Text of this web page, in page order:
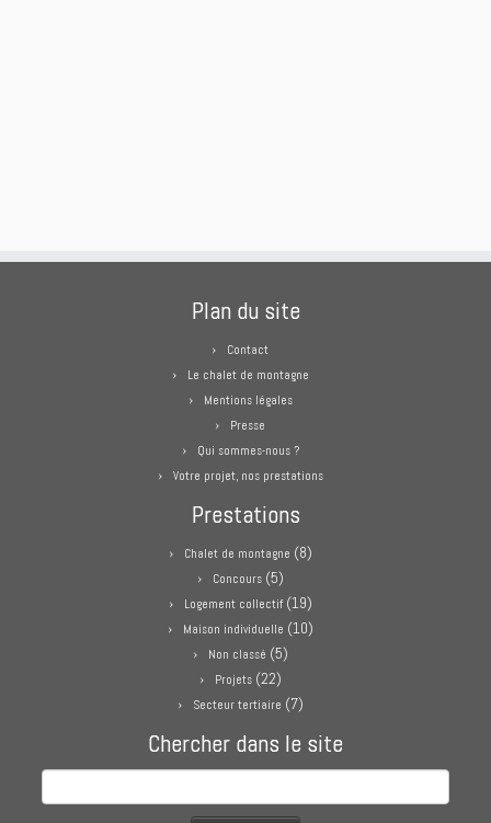
Plan du site
Contact
Le chalet de montagne
Mentions légales
Presse
Qui sommes-nous ?
Votre projet, nos prestations
Prestations
Chalet de montagne (8)
Concours(5)
Logement collectif(19)
Maison individuelle (10)
Non classé (5)
Projets(22)
Secteur tertiaire (7)
Chercher dans le site